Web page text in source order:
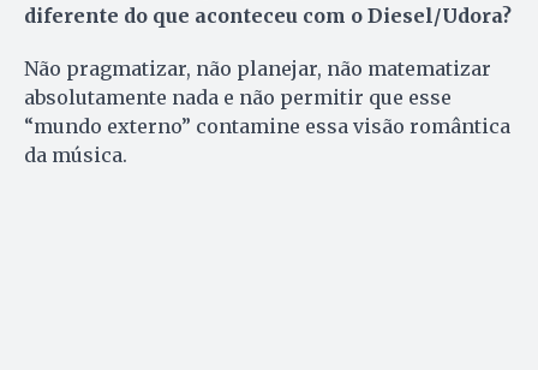
diferente do que aconteceu com o Diesel/Udora?
Não pragmatizar, não planejar, não matematizar
absolutamente nada e não permitir que esse
“mundo externo” contamine essa visão romântica
da música.